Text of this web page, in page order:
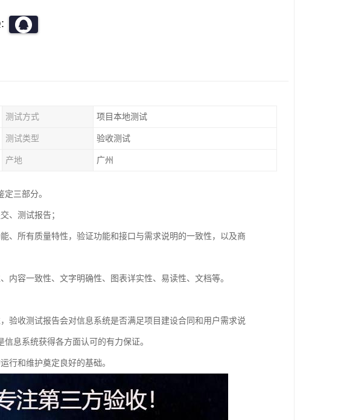
测试方式 项目本地测试
测试类型 验收测试
产地 广州
三部分。
、测试报告；
、所有质量特性，验证功能和接口与需求说明的一致性，以及商
内容一致性、文字明确性、图表详实性、易读性、文档等。
验收测试报告会对信息系统是否满足项目建设合同和用户需求说
息系统获得各方面认可的有力保证。
行和维护奠定良好的基础。